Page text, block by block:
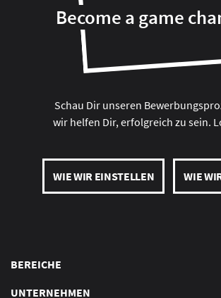
Become a game
Schau Dir unseren
wir helfen Dir, erfolgreich zu sein.
WIE WIR EINSTELLEN WIE
BEREICHE
UNTERNEHMEN